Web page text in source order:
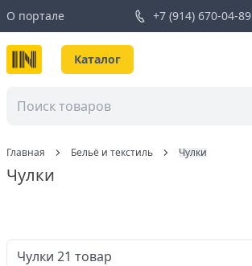
О портале +7 (914) 670-04-89
Каталог
Главная Бельё и текстиль Чулки
Чулки
Чулки 21 товар